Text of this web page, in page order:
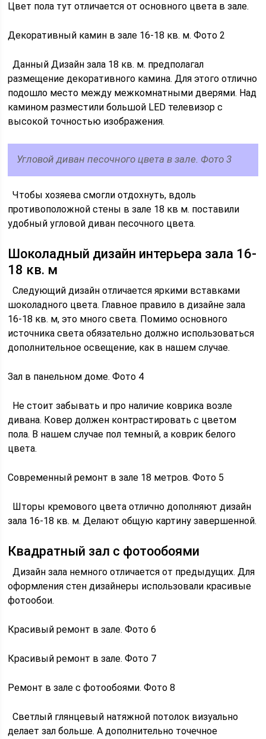
Цвет пола тут отличается от основного цвета в зале.
Декоративный камин в зале 16-18 кв. м. Фото 2
Данный Дизайн зала 18 кв. м. предполагал
размещение декоративного камина. Для этого отлично
подошло место между межкомнатными дверями. Над
камином разместили большой LED телевизор с
высокой точностью изображения.
Угловой диван песочного цвета в зале. Фото 3
Чтобы хозяева смогли отдохнуть, вдоль
противоположной стены в зале 18 кв м. поставили
удобный угловой диван песочного цвета.
Шоколадный дизайн интерьера зала 16-
18 кв. м
Следующий дизайн отличается яркими вставками
шоколадного цвета. Главное правило в дизайне зала
16-18 кв. м, это много света. Помимо основного
источника света обязательно должно использоваться
дополнительное освещение, как в нашем случае.
Зал в панельном доме. Фото 4
Не стоит забывать и про наличие коврика возле
дивана. Ковер должен контрастировать с цветом
пола. В нашем случае пол темный, а коврик белого
цвета.
Современный ремонт в зале 18 метров. Фото 5
Шторы кремового цвета отлично дополняют дизайн
зала 16-18 кв. м. Делают общую картину завершенной.
Квадратный зал с фотообоями
Дизайн зала немного отличается от предыдущих. Для
оформления стен дизайнеры использовали красивые
фотообои.
Красивый ремонт в зале. Фото 6
Красивый ремонт в зале. Фото 7
Ремонт в зале с фотообоями. Фото 8
Светлый глянцевый натяжной потолок визуально
делает зал больше. А дополнительно точечное